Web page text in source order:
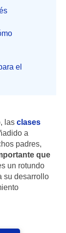
el
las clases
a
padres,
que
un rotundo
su desarrollo